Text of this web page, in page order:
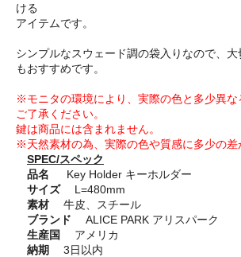
ける
アイテムです。
シンプルなスウェード調の袋入りなので、
もおすすめです。
※モニタの環境により、実際の色と多少異な
ご了承ください。
鍵は商品には含まれません。
※天然素材の為、実際の色や質感に多少の差
SPEC/スペック
品名 Key Holder キーホルダー
サイズL=480mm
素材 牛皮、スチール
ブランド ALICE PARK アリスパーク
生産国 アメリカ
納期 3日以内